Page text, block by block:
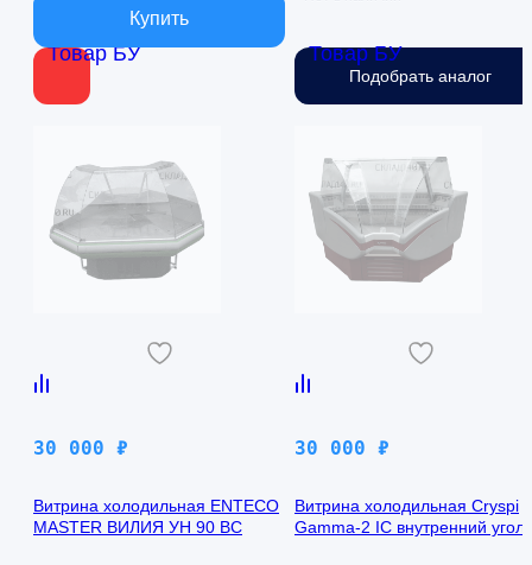
Товар БУ Товар БУ
Подобрать аналог
30 000 ₽
Витрина холодильная ENTECO
MASTER ВИЛИЯ УН 90 ВС
30 000 ₽
Витрина холодильная Cryspi
Gamma-2 IC внутренний угол